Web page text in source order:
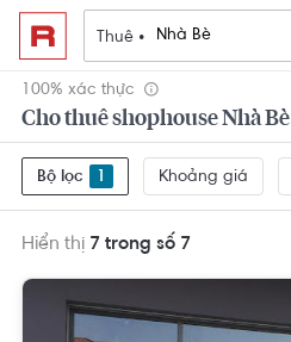
Thuê •
100% xác thực
Cho thuê shophouse Nhà Bè
Bộ lọc 1 Khoảng giá
Hiển thị 7 trong số 7